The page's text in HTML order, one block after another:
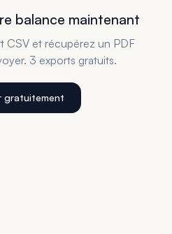
balance maintenant
CSV et récupérez un PDF
3 exports gratuits.
gratuitement